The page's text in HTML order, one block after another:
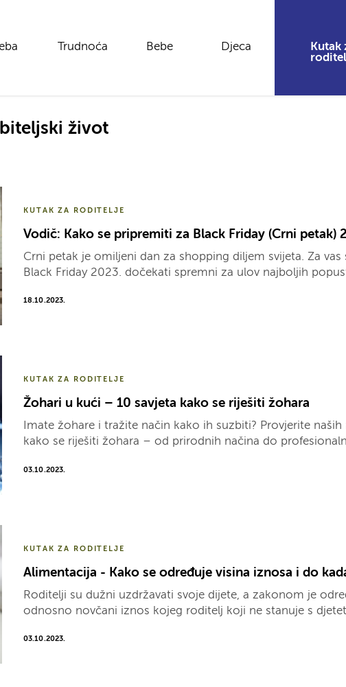
Trudnoća Bebe Djeca
Kutak
život
KUTAK ZA RODITELJE
Vodič: Kako se pripremiti za Black Friday (Crni petak)
Crni petak je omiljeni dan za shopping diljem svijeta. Za
Black Friday 2023. dočekati spremni za ulov najboljih
18.10.2023.
KUTAK ZA RODITELJE
Žohari u kući – 10 savjeta kako se riješiti žohara
Imate žohare i tražite način kako ih suzbiti? Provjerite naših
kako se riješiti žohara – od prirodnih načina do
03.10.2023.
KUTAK ZA RODITELJE
Alimentacija - Kako se određuje visina iznosa i do
Roditelji su dužni uzdržavati svoje dijete, a zakonom je
odnosno novčani iznos kojeg roditelj koji ne stanuje s
03.10.2023.